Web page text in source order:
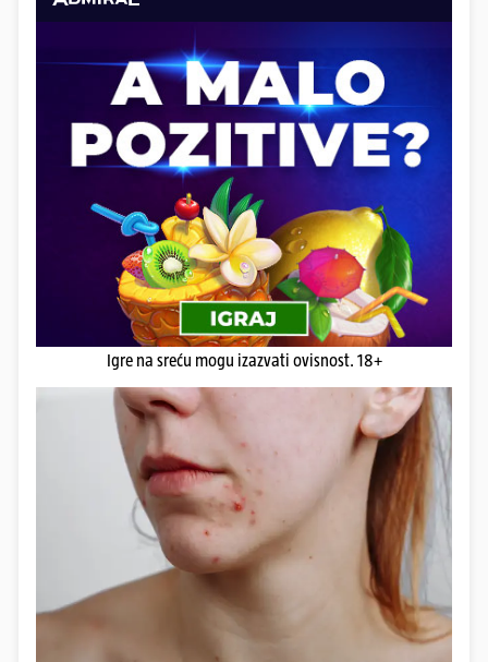
Igre na sreću mogu izazvati ovisnost. 18+